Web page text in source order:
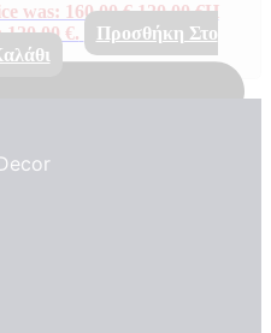
was: 160,00 €.120,00€Η
120,00 €.
Προσθήκη Στο